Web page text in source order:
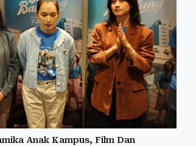
Anak Kampus, Film Dan